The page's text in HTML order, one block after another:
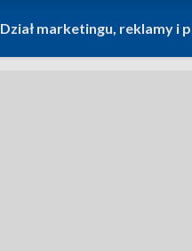
Dział marketingu, reklamy i